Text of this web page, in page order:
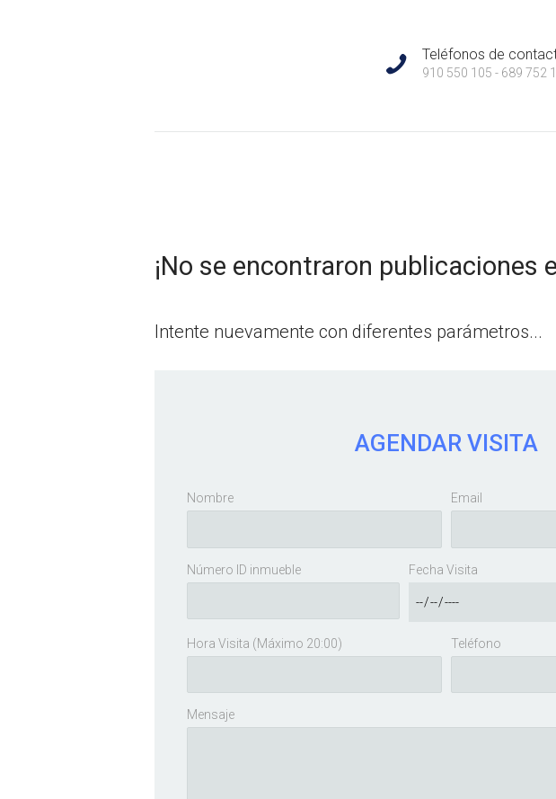
Teléfonos de
910 550 105 - 689 752
Habicasa Inmobiliaria – Inmobiliaria en Coslada.
¡No se encontraron publicaciones
Intente nuevamente con diferentes parámetros...
AGENDAR VISITA
Nombre Email
Número ID inmueble Fecha Visita
Hora Visita (Máximo 20:00) Teléfono
Mensaje